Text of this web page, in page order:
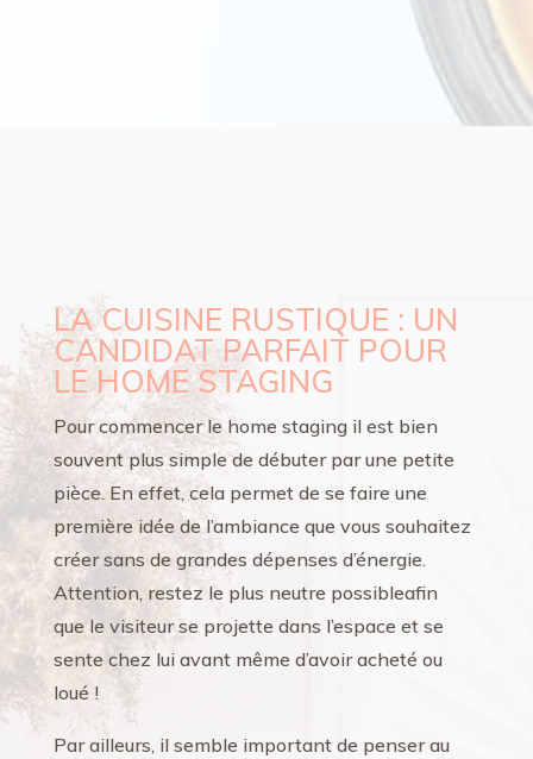
LA CUISINE RUSTIQUE : UN
CANDIDAT PARFAIT POUR
LE HOME STAGING
Pour commencer le home staging il est bien
souvent plus simple de débuter par une petite
pièce. En effet, cela permet de se faire une
première idée de l’ambiance que vous souhaitez
créer sans de grandes dépenses d’énergie.
Attention, restez le plus neutre possibleafin
que le visiteur se projette dans l’espace et se
sente chez lui avant même d’avoir acheté ou
loué !
Par ailleurs, il semble important de penser au